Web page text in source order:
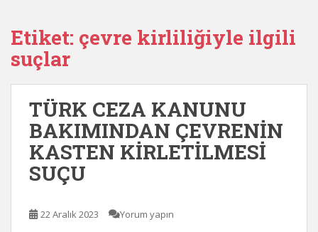
Etiket: çevre kirliliğiyle ilgili
suçlar
TÜRK CEZA KANUNU
BAKIMINDAN ÇEVRENİN
KASTEN KİRLETİLMESİ
SUÇU
22 Aralık 2023 Yorum yapın